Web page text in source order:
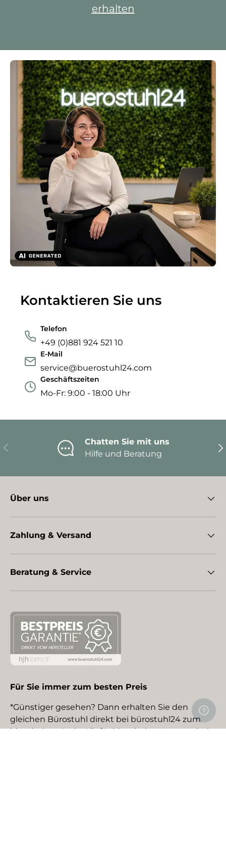
erhalten
Kontaktieren Sie uns
Telefon
+49 (0)881 924 521 10
E-Mail
service@buerostuhl24.com
Geschäftszeiten
Mo-Fr: 9:00 - 18:00 Uhr
Vorherige
Chatten Sie mit uns
Hilfe und Beratung
Über uns
Zahlung & Versand
Beratung & Service
Für Sie immer zum besten Preis
*Günstiger gesehen? Dann erhalten Sie den
gleichen Bürostuhl direkt bei bürostuhl24 zum
identischen Preis. Gilt für identische Neuware bei